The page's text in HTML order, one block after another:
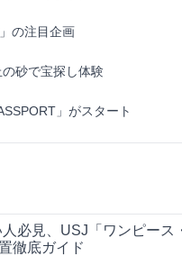
の注目企画
砂で宝探し体験
」がスタート
必見、USJ「ワンピース
徹底ガイド